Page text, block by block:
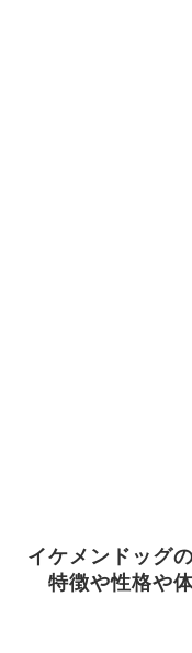
イケメンドッグ
特徴や性格や